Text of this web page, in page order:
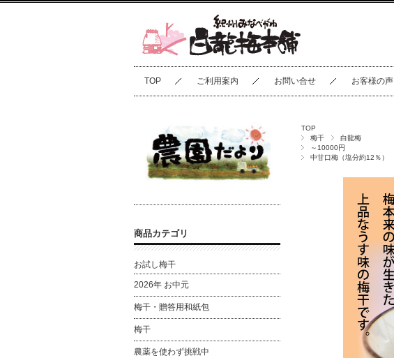
TOP ご利用案内 お問い合せ お客様の声
TOP
梅干
白龍梅
～10000円
中甘口梅（塩分約12％）
商品カテゴリ
お試し梅干
2026年 お中元
梅干・贈答用和紙包
梅干
農薬を使わず挑戦中